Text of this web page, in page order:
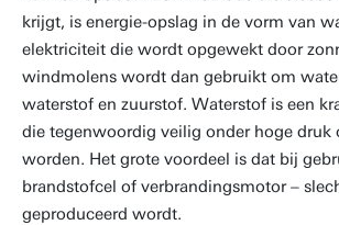
krijgt, is energie-opslag in de vorm van
elektriciteit die wordt opgewekt door
windmolens wordt dan gebruikt om
waterstof en zuurstof. Waterstof is een
die tegenwoordig veilig onder hoge druk
worden. Het grote voordeel is dat bij
brandstofcel of verbrandingsmotor –
geproduceerd wordt.